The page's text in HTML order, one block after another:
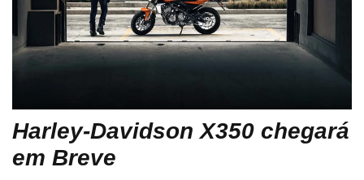
Harley-Davidson X350 chegará
em Breve